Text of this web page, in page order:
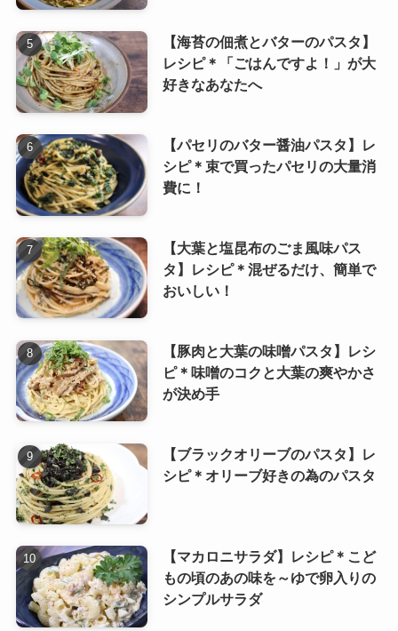
【海苔の佃煮とバターのパスタ】
レシピ＊「ごはんですよ！」が大
好きなあなたへ
【パセリのバター醤油パスタ】レ
シピ＊束で買ったパセリの大量消
費に！
【大葉と塩昆布のごま風味パス
タ】レシピ＊混ぜるだけ、簡単で
おいしい！
【豚肉と大葉の味噌パスタ】レシ
ピ＊味噌のコクと大葉の爽やかさ
が決め手
【ブラックオリーブのパスタ】レ
シピ＊オリーブ好きの為のパスタ
【マカロニサラダ】レシピ＊こど
もの頃のあの味を～ゆで卵入りの
シンプルサラダ